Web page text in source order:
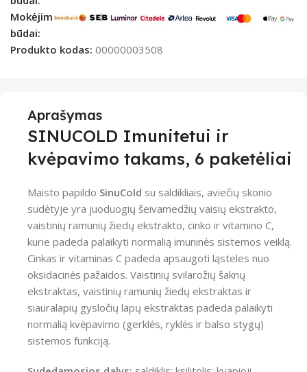
Mokėjimo
būdai:
Produkto kodas: 00000003508
Aprašymas
SINUCOLD Imunitetui ir
kvėpavimo takams, 6 paketėliai
Maisto papildo SinuCold su saldikliais, aviečių skonio
sudėtyje yra juoduogių šeivamedžių vaisių ekstrakto,
vaistinių ramunių žiedų ekstrakto, cinko ir vitamino C,
kurie padeda palaikyti normalią imuninės sistemos veiklą.
Cinkas ir vitaminas C padeda apsaugoti ląsteles nuo
oksidacinės pažaidos. Vaistinių svilarožių šaknų
ekstraktas, vaistinių ramunių žiedų ekstraktas ir
siauralapių gysločių lapų ekstraktas padeda palaikyti
normalią kvėpavimo (gerklės, ryklės ir balso stygų)
sistemos funkciją.